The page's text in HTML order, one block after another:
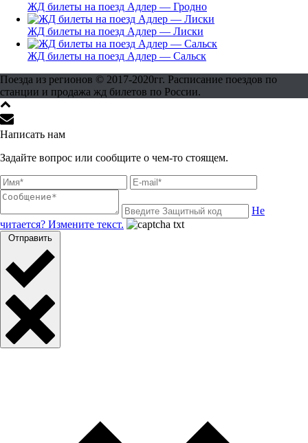
ЖД билеты на поезд Адлер — Гродно
ЖД билеты на поезд Адлер — Лиски
ЖД билеты на поезд Адлер — Сальск
Поезда из регионов © 2017-2020гг. Расписание поездов по
станции и продажа жд билетов по России.
Написать нам
Задайте вопрос или сообщите о чем-то стоящем.
Не
читается? Измените текст.
Отправить